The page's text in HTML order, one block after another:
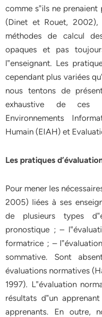
comme s‟ils ne
(Dinet et Rouet,
méthodes de calcul
opaques et pas
l‟enseignant. Les
cependant plus variées
nous tentons de
exhaustive de ces
Environnements
Humain (EIAH) et
Les pratiques
Pour mener les
2005) liées à ses
de plusieurs types
pronostique ; –
formatrice ; –
sommative. Sont
évaluations normatives
1997). L‟évaluation
résultats d‟un
apprenants. En outre,